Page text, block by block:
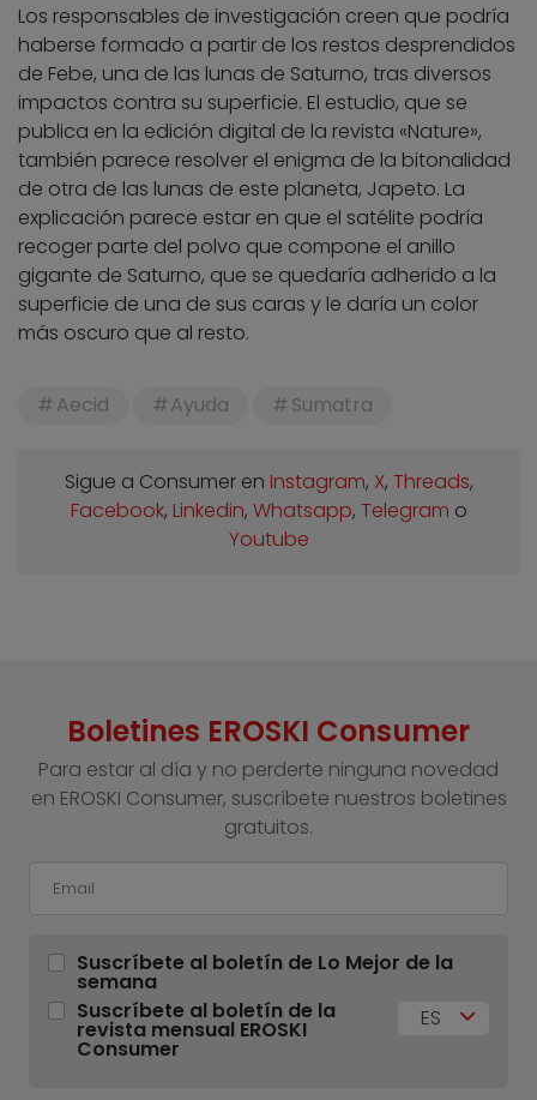
Los responsables de investigación creen que podría
haberse formado a partir de los restos desprendidos
de Febe, una de las lunas de Saturno, tras diversos
impactos contra su superficie. El estudio, que se
publica en la edición digital de la revista «Nature»,
también parece resolver el enigma de la bitonalidad
de otra de las lunas de este planeta, Japeto. La
explicación parece estar en que el satélite podría
recoger parte del polvo que compone el anillo
gigante de Saturno, que se quedaría adherido a la
superficie de una de sus caras y le daría un color
más oscuro que al resto.
Aecid Ayuda Sumatra
Sigue a Consumer en Instagram, X, Threads,
Facebook, Linkedin, Whatsapp, Telegram o
Youtube
Boletines EROSKI Consumer
Para estar al día y no perderte ninguna novedad
en EROSKI Consumer, suscríbete nuestros boletines
gratuitos.
Suscríbete al boletín de Lo Mejor de la
semana
Suscríbete al boletín de la
revista mensual EROSKI
Consumer
ES